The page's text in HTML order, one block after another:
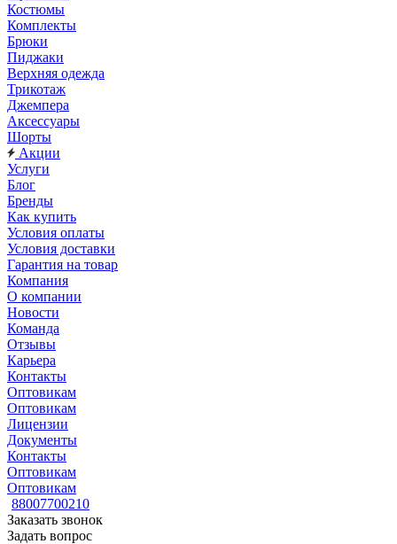
Костюмы
Комплекты
Брюки
Пиджаки
Верхняя одежда
Трикотаж
Джемпера
Аксессуары
Шорты
Акции
Услуги
Блог
Бренды
Как купить
Условия оплаты
Условия доставки
Гарантия на товар
Компания
О компании
Новости
Команда
Отзывы
Карьера
Контакты
Оптовикам
Оптовикам
Лицензии
Документы
Контакты
Оптовикам
Оптовикам
88007700210
Заказать звонок
Задать вопрос